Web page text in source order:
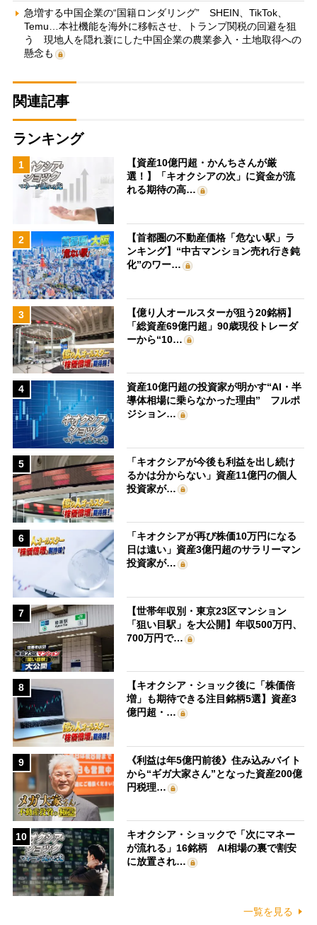
急増する中国企業の“国籍ロンダリング” SHEIN、TikTok、
Temu…本社機能を海外に移転させ、トランプ関税の回避を狙
う 現地人を隠れ蓑にした中国企業の農業参入・土地取得への
懸念も
関連記事
ランキング
1
【資産10億円超・かんちさんが厳
選！】「キオクシアの次」に資金が流
れる期待の高…
2
【首都圏の不動産価格「危ない駅」ラ
ンキング】“中古マンション売れ行き鈍
化”のワー…
3
【億り人オールスターが狙う20銘柄】
「総資産69億円超」90歳現役トレーダ
ーから“10…
4
資産10億円超の投資家が明かす“AI・半
導体相場に乗らなかった理由” フルポ
ジション…
5
「キオクシアが今後も利益を出し続け
るかは分からない」資産11億円の個人
投資家が…
6
「キオクシアが再び株価10万円になる
日は遠い」資産3億円超のサラリーマン
投資家が…
7
【世帯年収別・東京23区マンション
「狙い目駅」を大公開】年収500万円、
700万円で…
8
【キオクシア・ショック後に「株価倍
増」も期待できる注目銘柄5選】資産3
億円超・…
9
《利益は年5億円前後》住み込みバイト
から“ギガ大家さん”となった資産200億
円税理…
10
キオクシア・ショックで「次にマネー
が流れる」16銘柄 AI相場の裏で割安
に放置され…
一覧を見る